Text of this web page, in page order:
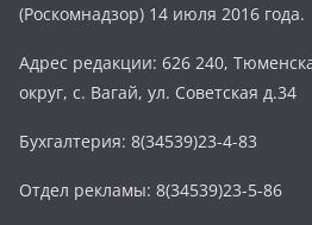
(Роскомнадзор) 14 июля 2016 года.
Адрес редакции: 626 240,
округ, с. Вагай, ул. Советская д.34
Бухгалтерия: 8(34539)23-4-83
Отдел рекламы: 8(34539)23-5-86